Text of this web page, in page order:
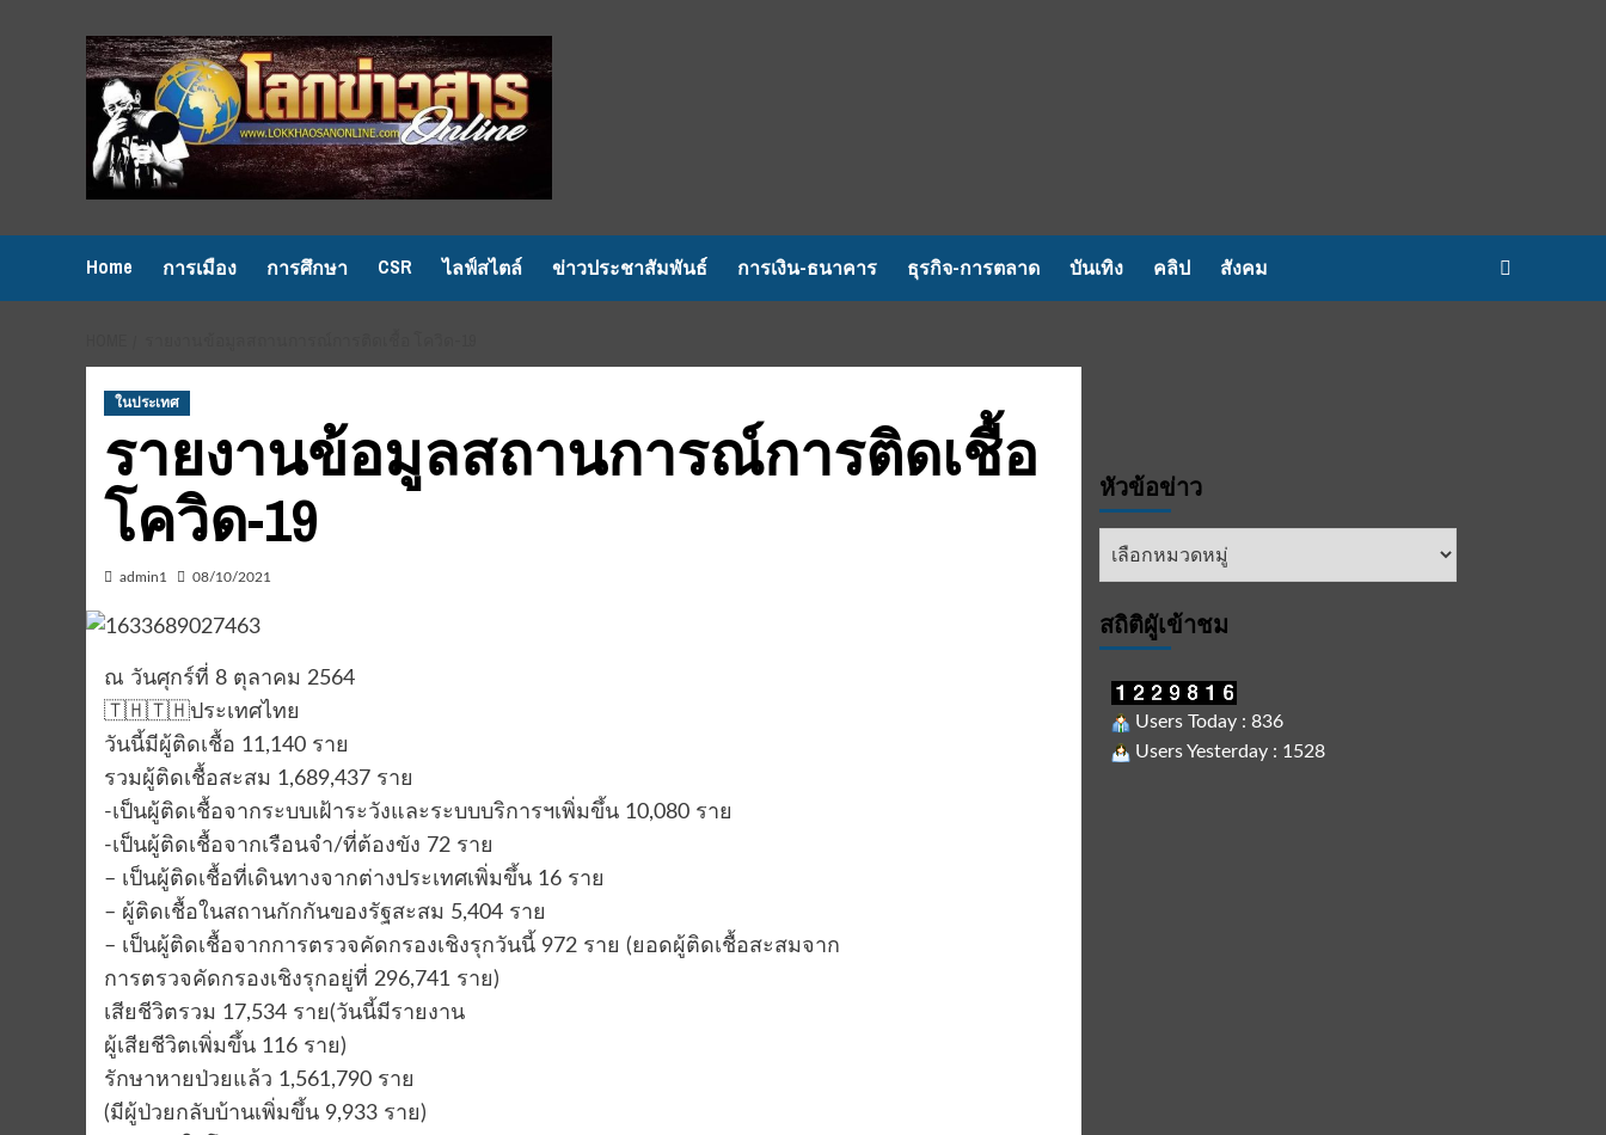
Home การเมือง การศึกษา CSR ไลฟ์สไตล์ ข่าวประชาสัมพันธ์ การเงิน-ธนาคาร ธุรกิจ-การตลาด บันเทิง คลิป สังคม
ในประเทศ
รายงานข้อมูลสถานการณ์การติดเชื้อ
โควิด-19
admin1 08/10/2021
ณ วันศุกร์ที่ 8 ตุลาคม 2564
🇹🇭🇹🇭ประเทศไทย
วันนี้มีผู้ติดเชื้อ 11,140 ราย
รวมผู้ติดเชื้อสะสม 1,689,437 ราย
-เป็นผู้ติดเชื้อจากระบบเฝ้าระวังและระบบบริการฯเพิ่มขึ้น 10,080 ราย
-เป็นผู้ติดเชื้อจากเรือนจำ/ที่ต้องขัง 72 ราย
– เป็นผู้ติดเชื้อที่เดินทางจากต่างประเทศเพิ่มขึ้น 16 ราย
– ผู้ติดเชื้อในสถานกักกันของรัฐสะสม 5,404 ราย
– เป็นผู้ติดเชื้อจากการตรวจคัดกรองเชิงรุกวันนี้ 972 ราย (ยอดผู้ติดเชื้อสะสมจาก
การตรวจคัดกรองเชิงรุกอยู่ที่ 296,741 ราย)
เสียชีวิตรวม 17,534 ราย(วันนี้มีรายงาน
ผู้เสียชีวิตเพิ่มขึ้น 116 ราย)
รักษาหายป่วยแล้ว 1,561,790 ราย
(มีผู้ป่วยกลับบ้านเพิ่มขึ้น 9,933 ราย)
หัวข้อข่าว
หัวข้อ
สถิติผูัเข้าชม
Users Today : 836
Users Yesterday : 1528